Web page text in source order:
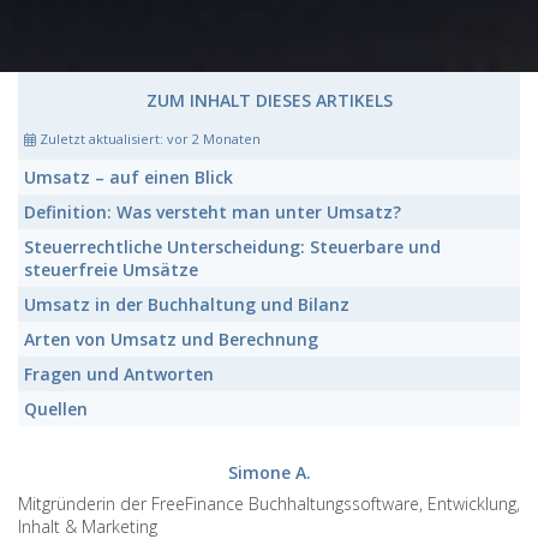
ZUM INHALT DIESES ARTIKELS
Zuletzt aktualisiert: vor 2 Monaten
Umsatz – auf einen Blick
Definition: Was versteht man unter Umsatz?
Steuerrechtliche Unterscheidung: Steuerbare und
steuerfreie Umsätze
Umsatz in der Buchhaltung und Bilanz
Arten von Umsatz und Berechnung
Fragen und Antworten
Quellen
Simone A.
Mitgründerin der FreeFinance Buchhaltungssoftware, Entwicklung,
Inhalt & Marketing